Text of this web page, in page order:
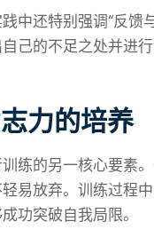
中还特别强调“反
己的不足之处并进
力的培养
练的另一核心要素
易放弃。训练过程
功突破自我局限。